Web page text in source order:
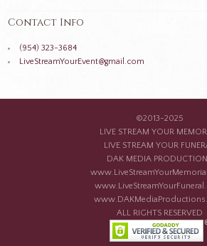
Contact Info
(954) 323-3684
LiveStreamYourEvent@gmail.com
©2013-2025
LIVE STREAM YOUR
LIVE STREAM YOUR
DAK MEDIA
ALL RIGHTS RESERVED